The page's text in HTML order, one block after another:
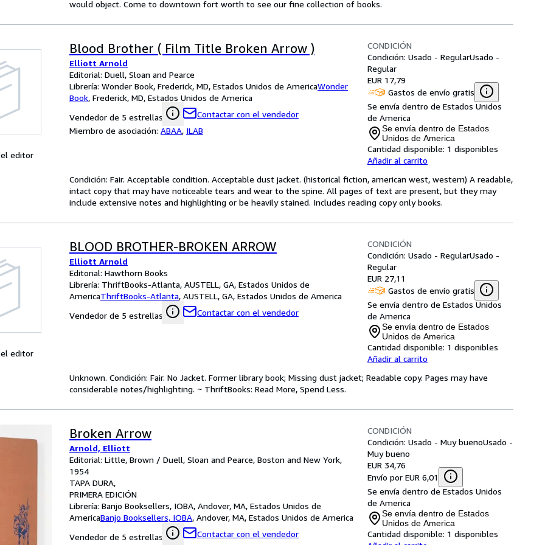
would object. Come to downtown fort worth to see our fine collection of books.
editor
Blood Brother ( Film Title Broken Arrow )
Elliott Arnold
Editorial: Duell, Sloan and Pearce
Librería: Wonder Book, Frederick, MD, Estados Unidos de AmericaWonder
Book, Frederick, MD, Estados Unidos de America
Vendedor de 5 estrellas
Contactar con el vendedor
Miembro de asociación: ABAA, ILAB
CONDICIÓN
Condición: Usado - RegularUsado -
Regular
EUR 17,79
Gastos de envío gratis
Se envía dentro de Estados Unidos
de America
Se envía dentro de Estados
Unidos de America
Cantidad disponible: 1 disponibles
Añadir al carrito
Condición: Fair. Acceptable condition. Acceptable dust jacket. (historical fiction, american west, western) A readable,
intact copy that may have noticeable tears and wear to the spine. All pages of text are present, but they may
include extensive notes and highlighting or be heavily stained. Includes reading copy only books.
editor
BLOOD BROTHER-BROKEN ARROW
Elliott Arnold
Editorial: Hawthorn Books
Librería: ThriftBooks-Atlanta, AUSTELL, GA, Estados Unidos de
AmericaThriftBooks-Atlanta, AUSTELL, GA, Estados Unidos de America
Vendedor de 5 estrellas
Contactar con el vendedor
CONDICIÓN
Condición: Usado - RegularUsado -
Regular
EUR 27,11
Gastos de envío gratis
Se envía dentro de Estados Unidos
de America
Se envía dentro de Estados
Unidos de America
Cantidad disponible: 1 disponibles
Añadir al carrito
Unknown. Condición: Fair. No Jacket. Former library book; Missing dust jacket; Readable copy. Pages may have
considerable notes/highlighting. ~ ThriftBooks: Read More, Spend Less.
Broken Arrow
Arnold, Elliott
Editorial: Little, Brown / Duell, Sloan and Pearce, Boston and New York,
1954
TAPA DURA
PRIMERA EDICIÓN
Librería: Banjo Booksellers, IOBA, Andover, MA, Estados Unidos de
AmericaBanjo Booksellers, IOBA, Andover, MA, Estados Unidos de America
Vendedor de 5 estrellas
Contactar con el vendedor
CONDICIÓN
Condición: Usado - Muy buenoUsado -
Muy bueno
EUR 34,76
Envío por EUR 6,01
Se envía dentro de Estados Unidos
de America
Se envía dentro de Estados
Unidos de America
Cantidad disponible: 1 disponibles